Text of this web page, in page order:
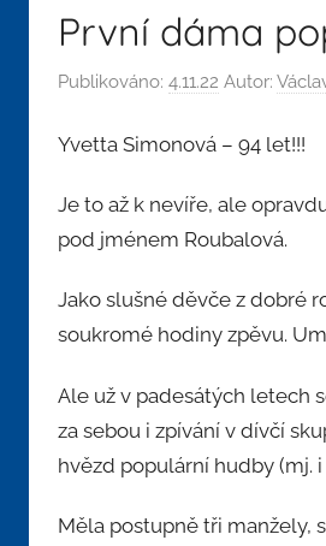
První dáma
Publikováno: 4.11.22 Autor:
Yvetta Simonová – 94 let!!!
Je to až k nevíře, ale
pod jménem Roubalová.
Jako slušné děvče z dobré
soukromé hodiny zpěvu.
Ale už v padesátých letech
za sebou i zpívání v dívčí
hvězd populární hudby (mj.
Měla postupně tři manžely,